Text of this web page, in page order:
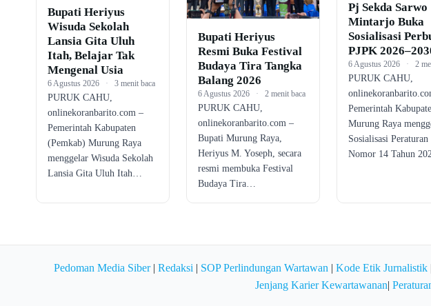
Bupati Heriyus
Wisuda Sekolah
Lansia Gita Uluh
Itah, Belajar Tak
Mengenal Usia
6 Agustus 2026 · 3 menit baca
PURUK CAHU,
onlinekoranbarito.com –
Pemerintah Kabupaten
(Pemkab) Murung Raya
menggelar Wisuda Sekolah
Lansia Gita Uluh Itah…
Bupati Heriyus
Resmi Buka Festival
Budaya Tira Tangka
Balang 2026
6 Agustus 2026 · 2 menit baca
PURUK CAHU,
onlinekoranbarito.com –
Bupati Murung Raya,
Heriyus M. Yoseph, secara
resmi membuka Festival
Budaya Tira…
Pj Sekda Sarwo
Mintarjo Buka
Sosialisasi
PJPK
6 Agustus 2026 · 2
PURUK CAHU,
Pemerintah
Murung Raya
Sosialisasi
Nomor 14 Tahun
Pedoman Media Siber| Redaksi | SOP Perlindungan Wartawan | Kode Etik Jurnalistik
Jenjang Karier Kewartawanan|